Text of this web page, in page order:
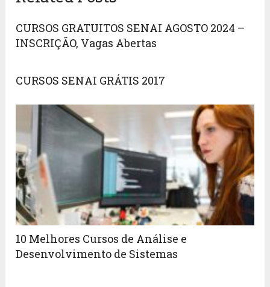
CURSOS GRATUITOS SENAI AGOSTO 2024 –
INSCRIÇÃO, Vagas Abertas
CURSOS SENAI GRÁTIS 2017
10 Melhores Cursos de Análise e
Desenvolvimento de Sistemas